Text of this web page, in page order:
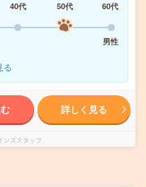
40代 50代
60代
男性
る
詳しく見る
ンズスタッフ